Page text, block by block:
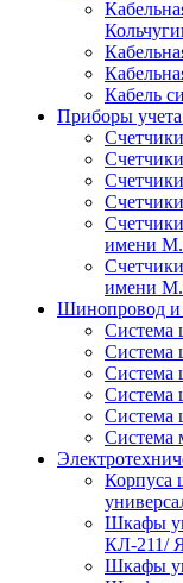
Кабель
Приборы учета
имени
имени
Шинопровод и
Система
Система
Система
Система
Система
Система
Корпуса
Шкафы
КЛ-211/
Шкафы